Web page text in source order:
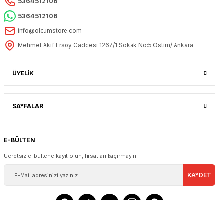
5364512106
info@olcumstore.com
Mehmet Akif Ersoy Caddesi 1267/1 Sokak No:5 Ostim/ Ankara
ÜYELİK
SAYFALAR
E-BÜLTEN
Ücretsiz e-bültene kayıt olun, fırsatları kaçırmayın
KAYDET